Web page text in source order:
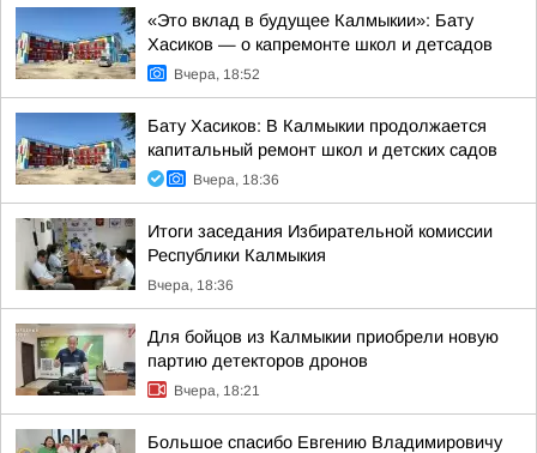
«Это вклад в будущее Калмыкии»: Бату
Хасиков — о капремонте школ и детсадов
Вчера, 18:52
Бату Хасиков: В Калмыкии продолжается
капитальный ремонт школ и детских садов
Вчера, 18:36
Итоги заседания Избирательной комиссии
Республики Калмыкия
Вчера, 18:36
Для бойцов из Калмыкии приобрели новую
партию детекторов дронов
Вчера, 18:21
Большое спасибо Евгению Владимировичу